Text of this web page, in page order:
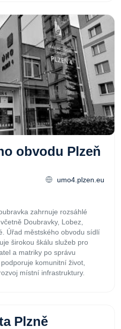
obvodu Plzeň
umo4.plzen.eu
zahrnuje rozsáhlé
Doubravky, Lobez,
Úřad městského obvodu sídlí
širokou škálu služeb pro
a matriky po správu
komunitní život,
místní infrastruktury.
Plzně